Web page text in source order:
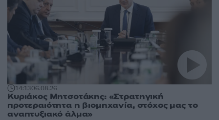
14:1306.08.26
Κυριάκος Μητσοτάκης: «Στρατηγική
προτεραιότητα η βιομηχανία, στόχος μας το
αναπτυξιακό άλμα»